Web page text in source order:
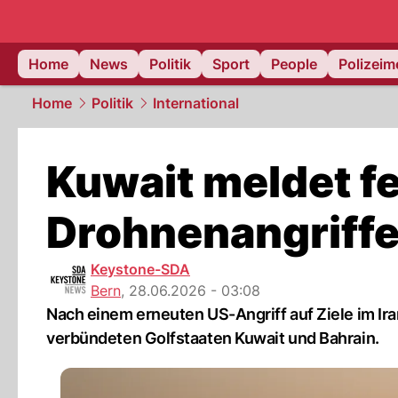
Home News Politik Sport People
Home Politik International
Kuwait meldet
Keystone-SDA
Bern, 28.06.2026 - 03:08
Nach einem erneuten US-Angriff auf Ziele im
verbündeten Golfstaaten Kuwait und Bahrain.